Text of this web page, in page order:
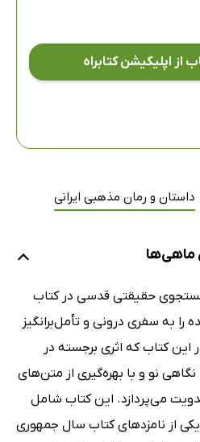
از اپلیکیشن کتابراه
داستان و رمان مذهبی ایرانی
ماهی‌ها
حقیقتی قدسی در کتاب
را به سفری درونی و تأمل‌برانگیز
این کتاب که اثری برجسته در
نو و با بهره‌گیری از متن‌های
می‌پردازد. این کتاب شامل
از نامزدهای کتاب سال جمهوری